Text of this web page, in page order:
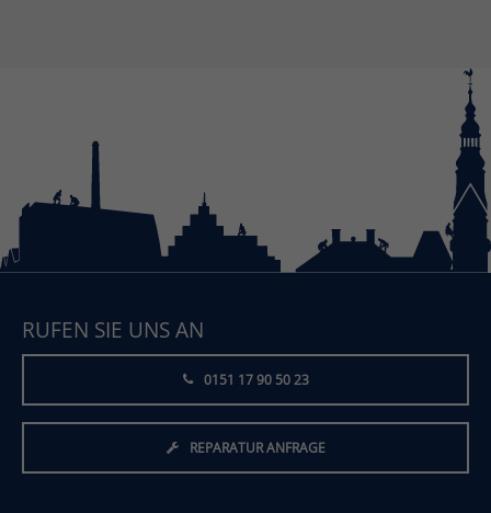
RUFEN SIE UNS AN
0151 17 90 50 23
REPARATUR ANFRAGE